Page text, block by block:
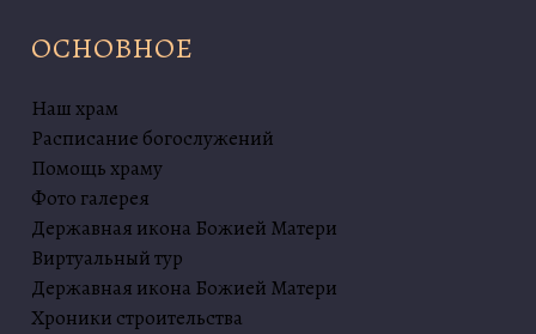
ОСНОВНОЕ
Наш храм
Расписание богослужений
Помощь храму
Фото галерея
Державная икона Божией Матери
Виртуальный тур
Державная икона Божией Матери
Хроники строительства